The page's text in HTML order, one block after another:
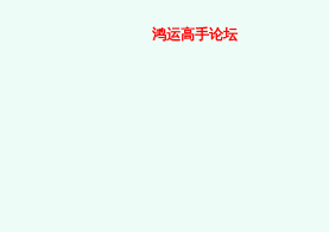
鸿运高手论坛